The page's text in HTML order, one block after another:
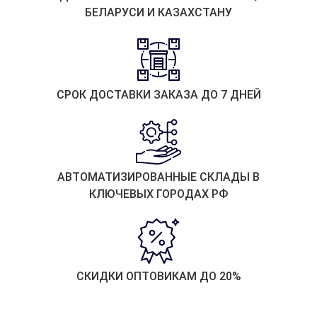
БЕЛАРУСИ И КАЗАХСТАНУ
СРОК ДОСТАВКИ ЗАКАЗА ДО 7 ДНЕЙ
АВТОМАТИЗИРОВАННЫЕ СКЛАДЫ В
КЛЮЧЕВЫХ ГОРОДАХ РФ
СКИДКИ ОПТОВИКАМ ДО 20%